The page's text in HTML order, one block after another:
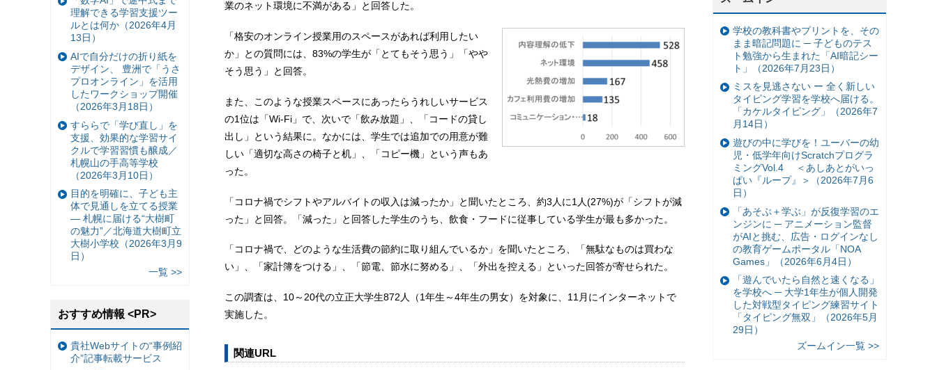
業のネット環境に不満がある」と回答した。
「格安のオンライン授業用のスペースがあれば利用したい
か」との質問には、83%の学生が「とてもそう思う」「やや
そう思う」と回答。
また、このような授業スペースにあったらうれしいサービス
の1位は「Wi-Fi」で、次いで「飲み放題」、「コードの貸し
出し」という結果に。なかには、学生では追加での用意が難
しい「適切な高さの椅子と机」、「コピー機」という声もあ
った。
「コロナ禍でシフトやアルバイトの収入は減ったか」と聞いたところ、約3人に1人(27%)が「シフトが減
った」と回答。「減った」と回答した学生のうち、飲食・フードに従事している学生が最も多かった。
「コロナ禍で、どのような生活費の節約に取り組んでいるか」を聞いたところ、「無駄なものは買わな
い」、「家計簿をつける」、「節電、節水に努める」、「外出を控える」といった回答が寄せられた。
この調査は、10～20代の立正大学生872人（1年生～4年生の男女）を対象に、11月にインターネットで
実施した。
関連URL
学校の教科書やプリントを、その
まま暗記問題に ─ 子どものテス
ト勉強から生まれた「AI暗記シー
ト」（2026年7月23日）
ミスを見逃さない ー 全く新しい
タイピング学習を学校へ届ける。
「カケルタイピング」（2026年7
月14日）
遊びの中に学びを！ユーバーの幼
児・低学年向けScratchプログラ
ミングVol.4 ＜あしあとがいっ
ぱい『ループ』＞（2026年7月6
日）
「あそぶ＋学ぶ」が反復学習のエ
ンジンに ─ アニメーション監督
がAIと挑む、広告・ログインなし
の教育ゲームポータル「NOA
Games」（2026年6月4日）
「遊んでいたら自然と速くなる」
を学校へ ─ 大学1年生が個人開発
した対戦型タイピング練習サイト
「タイピング無双」（2026年5月
29日）
ズームイン一覧 >>
理解できる学習支援ツー
ルとは何か（2026年4月
13日）
AIで自分だけの折り紙を
デザイン、 豊洲で「うさ
プロオンライン」を活用
したワークショップ開催
（2026年3月18日）
すららで「学び直し」を
支援、効果的な学習サイ
クルで学習習慣も醸成／
札幌山の手高等学校
（2026年3月10日）
目的を明確に、子ども主
体で見通しを立てる授業
— 札幌に届ける“大樹町
の魅力”／北海道大樹町立
大樹小学校（2026年3月9
日）
一覧 >>
おすすめ情報 <PR>
貴社Webサイトの“事例紹
介”記事転載サービス